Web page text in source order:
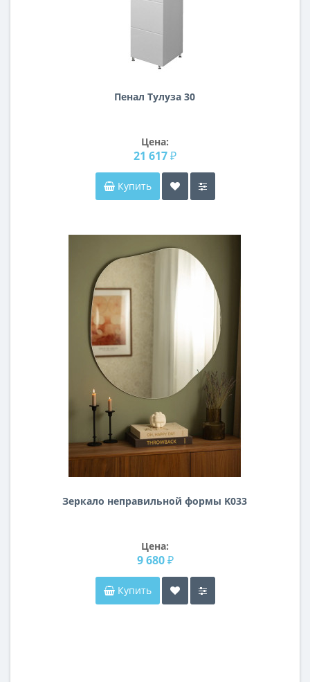
Пенал Тулуза 30
Цена:
21 617 ₽
Купить
Зеркало неправильной формы K033
Цена:
9 680 ₽
Купить